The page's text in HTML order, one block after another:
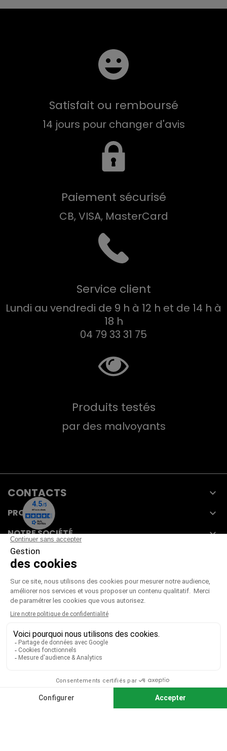
Satisfait ou remboursé
14 jours pour changer d'avis
Paiement sécurisé
CB, VISA, MasterCard
Service client
Lundi au vendredi de 9 h à 12 h et de 14 h à
18 h
04 79 33 31 75
Produits testés
par des malvoyants
CONTACTS 
PRODUITS 
NOTRE SOCIÉTÉ 
VOTRE COMPTE
CGV|CGU |Mentions légales
Paiement sécurisé
Télécharger notre catalogue
© 2026 TOUS DROITS RÉSERVÉS MIEUX VOIR